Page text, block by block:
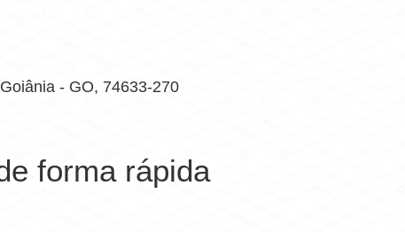
- GO, 74633-270
forma rápida